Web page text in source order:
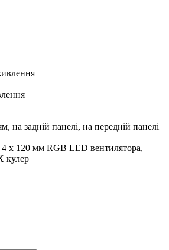
на задній панелі, на передній панелі
x 120 мм RGB LED вентилятора,
кулер